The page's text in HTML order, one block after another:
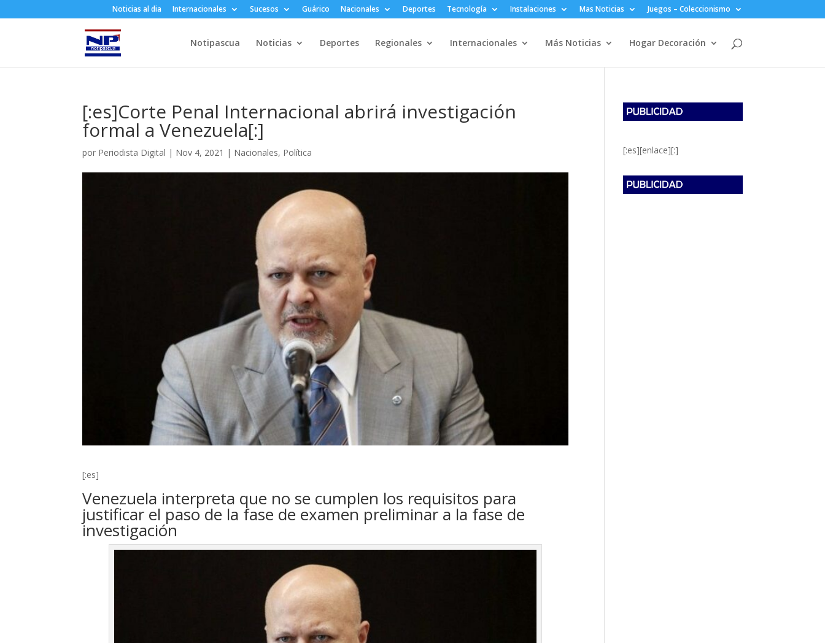
Noticias al dia Internacionales Sucesos Guárico Nacionales Deportes Tecnología Instalaciones Mas Noticias Juegos – Coleccionismo
Notipascua Noticias Deportes Regionales Internacionales Más Noticias Hogar Decoración
[:es]Corte Penal Internacional abrirá investigación
formal a Venezuela[:]
por Periodista Digital | Nov 4, 2021 | Nacionales, Política
[:es]
Venezuela interpreta que no se cumplen los requisitos para
justificar el paso de la fase de examen preliminar a la fase de
investigación
[:es][enlace][:]